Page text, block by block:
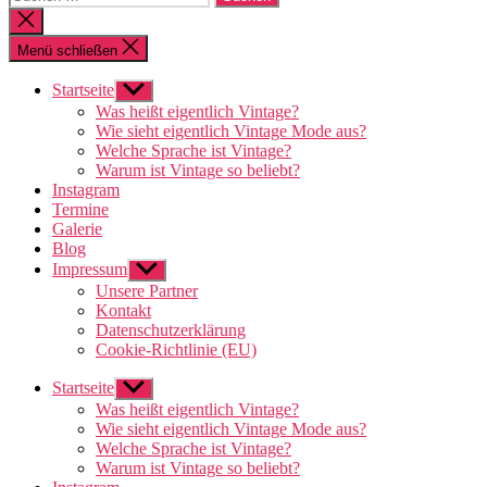
nach:
Suche
schließen
Menü schließen
Startseite Untermenü
anzeigen
Was heißt eigentlich Vintage?
Wie sieht eigentlich Vintage Mode aus?
Welche Sprache ist Vintage?
Warum ist Vintage so beliebt?
Instagram
Termine
Galerie
Blog
Impressum Untermenü
anzeigen
Unsere Partner
Kontakt
Datenschutzerklärung
Cookie-Richtlinie (EU)
Startseite Untermenü
anzeigen
Was heißt eigentlich Vintage?
Wie sieht eigentlich Vintage Mode aus?
Welche Sprache ist Vintage?
Warum ist Vintage so beliebt?